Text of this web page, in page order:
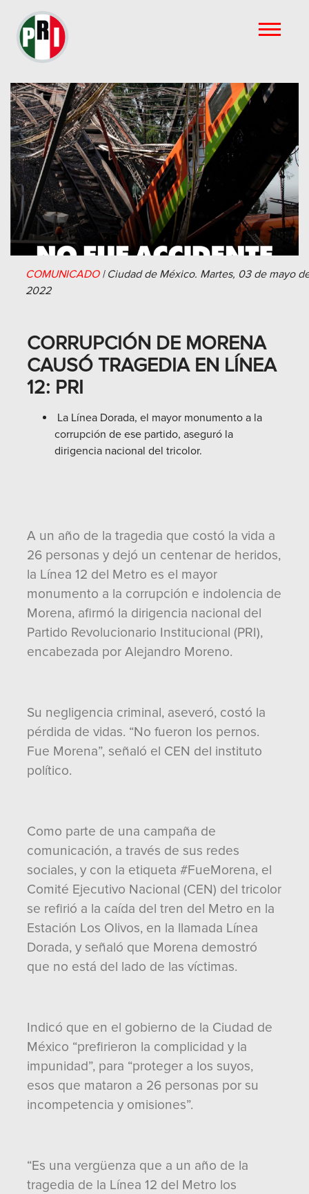
COMUNICADO| Ciudad de México. Martes, 03 de mayo
2022
CORRUPCIÓN DE MORENA
CAUSÓ TRAGEDIA EN LÍNEA
12: PRI
La Línea Dorada, el mayor monumento a la
corrupción de ese partido, aseguró la
dirigencia nacional del tricolor.
A un año de la tragedia que costó la vida a
26 personas y dejó un centenar de heridos,
la Línea 12 del Metro es el mayor
monumento a la corrupción e indolencia de
Morena, afirmó la dirigencia nacional del
Partido Revolucionario Institucional (PRI),
encabezada por Alejandro Moreno.
Su negligencia criminal, aseveró, costó la
pérdida de vidas. “No fueron los pernos.
Fue Morena”, señaló el CEN del instituto
político.
Como parte de una campaña de
comunicación, a través de sus redes
sociales, y con la etiqueta #FueMorena, el
Comité Ejecutivo Nacional (CEN) del tricolor
se refirió a la caída del tren del Metro en la
Estación Los Olivos, en la llamada Línea
Dorada, y señaló que Morena demostró
que no está del lado de las víctimas.
Indicó que en el gobierno de la Ciudad de
México “prefirieron la complicidad y la
impunidad”, para “proteger a los suyos,
esos que mataron a 26 personas por su
incompetencia y omisiones”.
“Es una vergüenza que a un año de la
tragedia de la Línea 12 del Metro los